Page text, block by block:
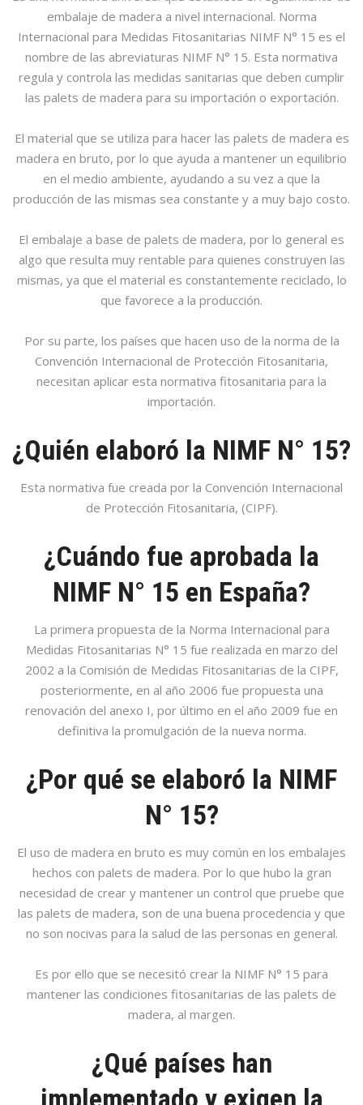
embalaje de madera a nivel internacional. Norma
Internacional para Medidas Fitosanitarias NIMF N° 15 es el
nombre de las abreviaturas NIMF N° 15. Esta normativa
regula y controla las medidas sanitarias que deben cumplir
las palets de madera para su importación o exportación.
El material que se utiliza para hacer las palets de madera es
madera en bruto, por lo que ayuda a mantener un equilibrio
en el medio ambiente, ayudando a su vez a que la
producción de las mismas sea constante y a muy bajo costo.
El embalaje a base de palets de madera, por lo general es
algo que resulta muy rentable para quienes construyen las
mismas, ya que el material es constantemente reciclado, lo
que favorece a la producción.
Por su parte, los países que hacen uso de la norma de la
Convención Internacional de Protección Fitosanitaria,
necesitan aplicar esta normativa fitosanitaria para la
importación.
¿Quién elaboró la NIMF N° 15?
Esta normativa fue creada por la Convención Internacional
de Protección Fitosanitaria, (CIPF).
¿Cuándo fue aprobada la
NIMF N° 15 en España?
La primera propuesta de la Norma Internacional para
Medidas Fitosanitarias N° 15 fue realizada en marzo del
2002 a la Comisión de Medidas Fitosanitarias de la CIPF,
posteriormente, en al año 2006 fue propuesta una
renovación del anexo I, por último en el año 2009 fue en
definitiva la promulgación de la nueva norma.
¿Por qué se elaboró la NIMF
N° 15?
El uso de madera en bruto es muy común en los embalajes
hechos con palets de madera. Por lo que hubo la gran
necesidad de crear y mantener un control que pruebe que
las palets de madera, son de una buena procedencia y que
no son nocivas para la salud de las personas en general.
Es por ello que se necesitó crear la NIMF N° 15 para
mantener las condiciones fitosanitarias de las palets de
madera, al margen.
¿Qué países han
implementado y exigen la